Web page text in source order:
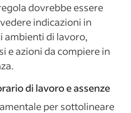
dovrebbe essere
indicazioni in
ambienti di lavoro,
e azioni da compiere in
di lavoro e assenze
per sottolineare